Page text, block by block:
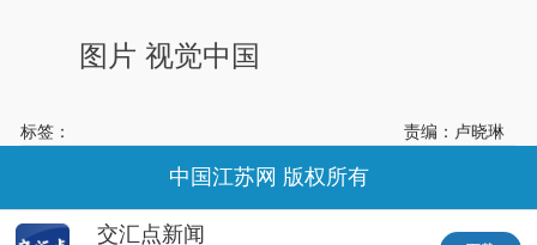
图片 视觉中国
标签： 责编：卢晓琳
交汇点新闻
中国江苏网 版权所有